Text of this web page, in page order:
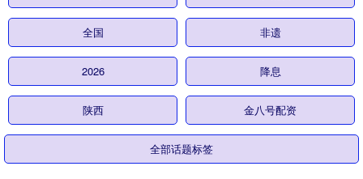
全国 非遗
2026 降息
陕西 金八号配资
全部话题标签